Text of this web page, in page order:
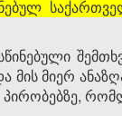
მის მიერ
პირობებზე,